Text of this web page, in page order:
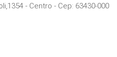
- Centro - Cep: 63430-000